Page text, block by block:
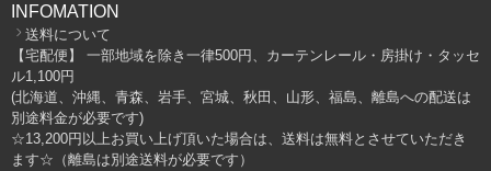
INFOMATION
送料について
【宅配便】 一部地域を除き一律500円、カーテンレール・房掛け・タッセ
ル1,100円
(北海道、沖縄、青森、岩手、宮城、秋田、山形、福島、離島への配送は
別途料金が必要です)
☆13,200円以上お買い上げ頂いた場合は、送料は無料とさせていただき
ます☆（離島は別途送料が必要です）